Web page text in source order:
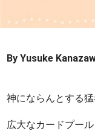
By Yusuke
神にならんとする
広大なカードプー